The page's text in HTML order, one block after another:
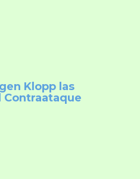
Klopp las
Contraataque